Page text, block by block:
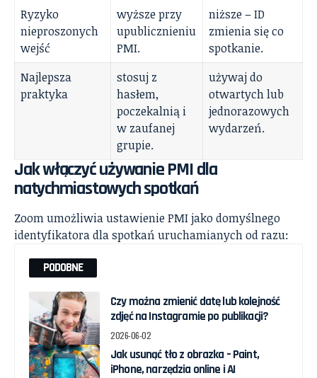
Ryzyko
nieproszonych
wejść
wyższe przy
upublicznieniu
PMI.
niższe – ID
zmienia się co
spotkanie.
Najlepsza
praktyka
stosuj z
hasłem,
poczekalnią i
w zaufanej
grupie.
używaj do
otwartych lub
jednorazowych
wydarzeń.
Jak włączyć używanie PMI dla
natychmiastowych spotkań
Zoom umożliwia ustawienie PMI jako domyślnego
identyfikatora dla spotkań uruchamianych od razu:
PODOBNE
Czy można zmienić datę lub kolejność
zdjęć na Instagramie po publikacji?
2026-06-02
Jak usunąć tło z obrazka – Paint,
iPhone, narzędzia online i AI